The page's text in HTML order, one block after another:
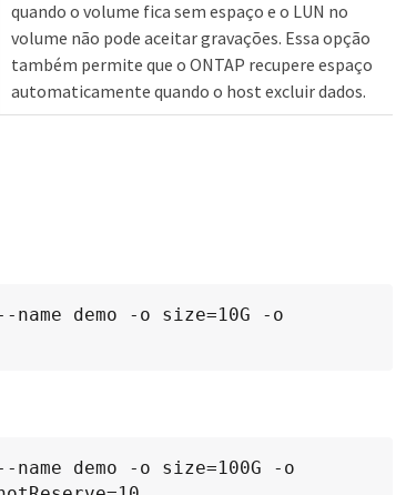
quando o volume fica sem espaço e o LUN no
volume não pode aceitar gravações. Essa opção
também permite que o ONTAP recupere espaço
automaticamente quando o host excluir dados.
demo -o size=10G -o
demo -o size=100G -o